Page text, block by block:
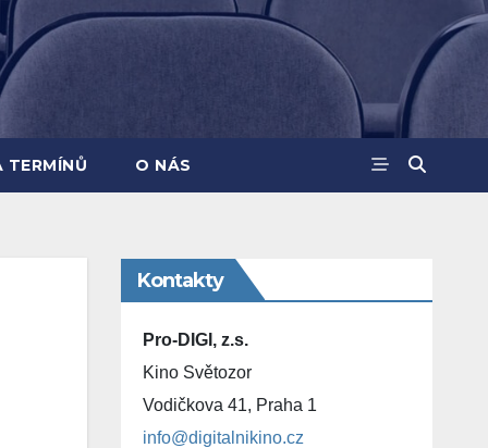
TERMÍNŮ O NÁS
Kontakty
Pro-DIGI, z.s.
Kino Světozor
Vodičkova 41, Praha 1
info@digitalnikino.cz